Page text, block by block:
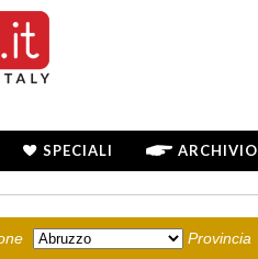
SPECIALI ARCHIVIO
Provincia